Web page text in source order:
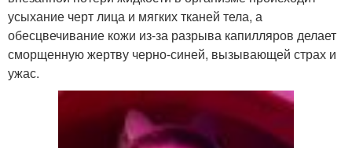
усыхание черт лица и мягких тканей тела, а
обесцвечивание кожи из-за разрыва капилляров делает
сморщенную жертву черно-синей, вызывающей страх и
ужас.